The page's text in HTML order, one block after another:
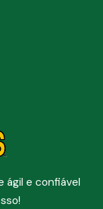
ágil e confiável